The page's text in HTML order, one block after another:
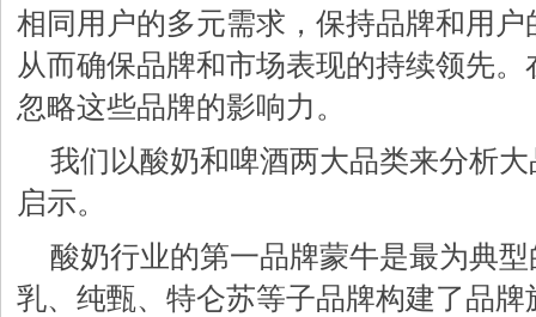
相同用户的多元需求，保持品牌和用
从而确保品牌和市场表现的持续领先
忽略这些品牌的影响力。
我们以酸奶和啤酒两大品类来分析
启示。
酸奶行业的第一品牌蒙牛是最为典
乳、纯甄、特仑苏等子品牌构建了品